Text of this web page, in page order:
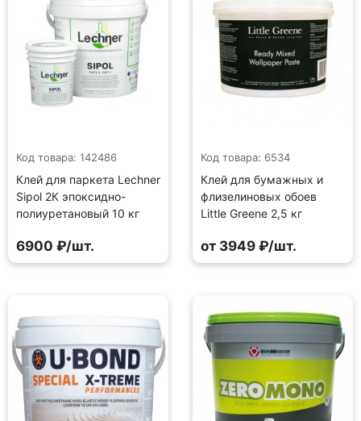
Код товара: 142486
Клей для паркета Lechner
Sipol 2К эпоксидно-
полиуретановый 10 кг
6900 ₽/шт.
Код товара: 6534
Клей для бумажных и
флизелиновых обоев
Little Greene 2,5 кг
от 3949 ₽/шт.